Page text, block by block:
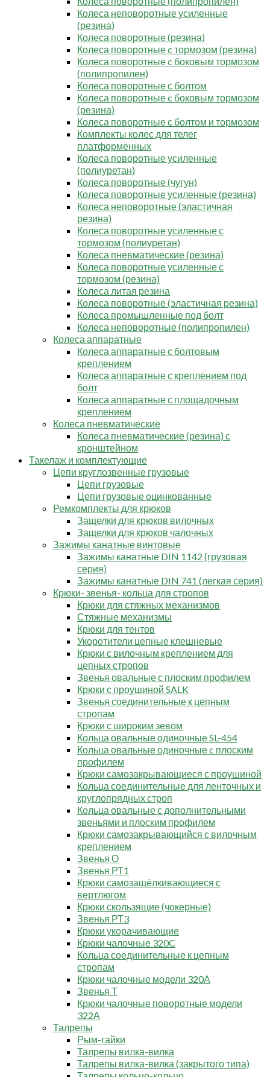
Колеса неповоротные усиленные
(резина)
Колеса поворотные (резина)
Колеса поворотные c тормозом (резина)
Колеса поворотные c боковым тормозом
(полипропилен)
Колеса поворотные с болтом
Колеса поворотные c боковым тормозом
(резина)
Колеса поворотные с болтом и тормозом
Комплекты колес для телег
платформенных
Колеса поворотные усиленные
(полиуретан)
Колеса поворотные (чугун)
Колеса поворотные усиленные (резина)
Колеса неповоротные (эластичная
резина)
Колеса поворотные усиленные с
тормозом (полиуретан)
Колеса пневматические (резина)
Колеса поворотные усиленные с
тормозом (резина)
Колеса литая резина
Колеса поворотные (эластичная резина)
Колеса промышленные под болт
Колеса неповоротные (полипропилен)
Колеса аппаратные
Колеса аппаратные с болтовым
креплением
Колеса аппаратные с креплением под
болт
Колеса аппаратные с площадочным
креплением
Колеса пневматические
Колеса пневматические (резина) с
кронштейном
Такелаж и комплектующие
Цепи круглозвенные грузовые
Цепи грузовые
Цепи грузовые оцинкованные
Ремкомплекты для крюков
Защелки для крюков вилочных
Защелки для крюков чалочных
Зажимы канатные винтовые
Зажимы канатные DIN 1142 (грузовая
серия)
Зажимы канатные DIN 741 (легкая серия)
Крюки- звенья- кольца для стропов
Крюки для стяжных механизмов
Стяжные механизмы
Крюки для тентов
Укоротители цепные клешневые
Крюки с вилочным креплением для
цепных стропов
Звенья овальные с плоским профилем
Крюки с проушиной SALK
Звенья соединительные к цепным
стропам
Крюки с широким зевом
Кольца овальные одиночные SL-454
Кольца овальные одиночные c плоским
профилем
Крюки самозакрывающиеся с проушиной
Кольца соединительные для ленточных и
круглопрядных строп
Кольца овальные с дополнительными
звеньями и плоским профилем
Крюки самозакрывающийся с вилочным
креплением
Звенья О
Звенья РТ1
Крюки самозащёлкивающиеся с
вертлюгом
Крюки скользящие (чокерные)
Звенья РТ3
Крюки укорачивающие
Крюки чалочные 320C
Кольца соединительные к цепным
стропам
Крюки чалочные модели 320А
Звенья Т
Крюки чалочные поворотные модели
322А
Талрепы
Рым-гайки
Талрепы вилка-вилка
Талрепы вилка-вилка (закрытого типа)